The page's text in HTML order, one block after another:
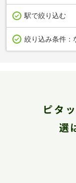
駅で絞り込む
絞り込み条件：
ピタ
選